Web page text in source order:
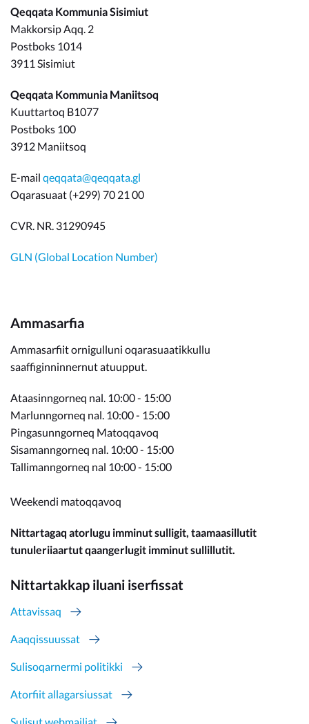
Qeqqata Kommunia Sisimiut
Makkorsip Aqq. 2
Postboks 1014
3911 Sisimiut
Qeqqata Kommunia Maniitsoq
Kuuttartoq B1077
Postboks 100
3912 Maniitsoq
E-mail qeqqata@qeqqata.gl
Oqarasuaat (+299) 70 21 00
CVR. NR. 31290945
GLN (Global Location Number)
Ammasarfia
Ammasarfiit ornigulluni oqarasuaatikkullu
saaffiginninnernut atuupput.
Ataasinngorneq nal. 10:00 - 15:00
Marlunngorneq nal. 10:00 - 15:00
Pingasunngorneq Matoqqavoq
Sisamanngorneq nal. 10:00 - 15:00
Tallimanngorneq nal 10:00 - 15:00
Weekendi matoqqavoq
Nittartagaq atorlugu imminut sulligit, taamaasillutit
tunuleriiaartut qaangerlugit imminut sullillutit.
Nittartakkap iluani iserfissat
Attavissaq
Aaqqissuussat
Sulisoqarnermi politikki
Atorfiit allagarsiussat